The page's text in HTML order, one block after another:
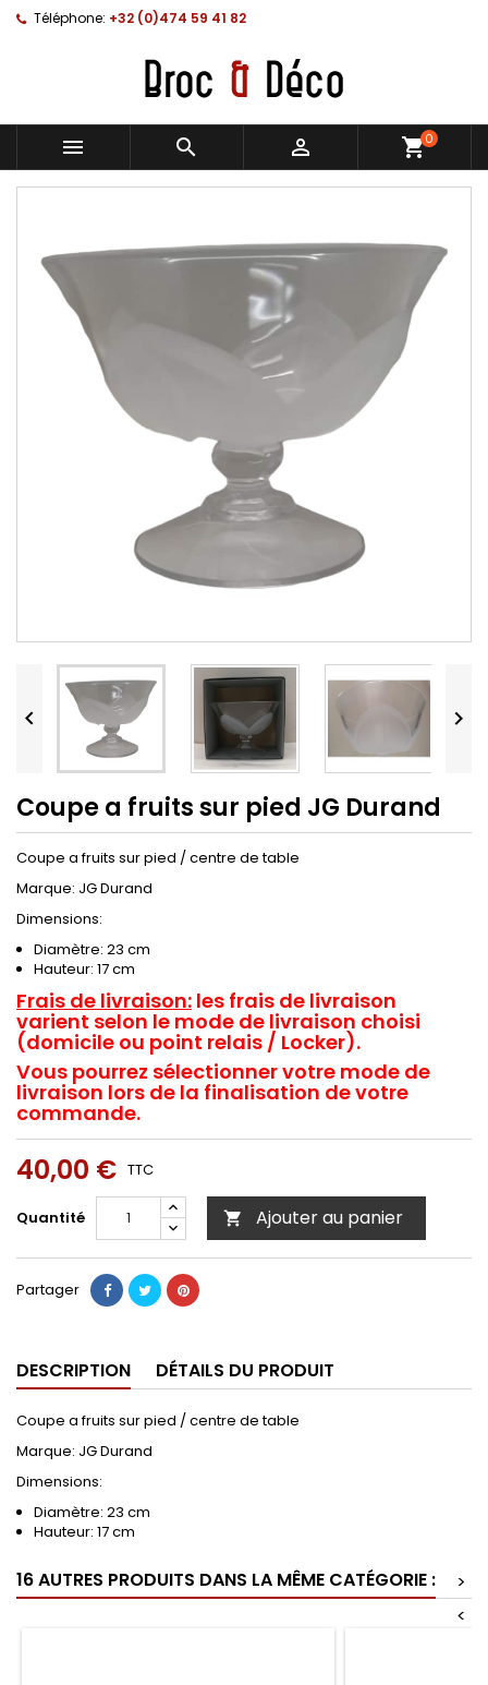
Téléphone: +32 (0)474 59 41 82
   shopping_cart0
 
Coupe a fruits sur pied JG Durand
Coupe a fruits sur pied / centre de table
Marque: JG Durand
Dimensions:
Diamètre: 23 cm
Hauteur: 17 cm
Frais de livraison: les frais de livraison
varient selon le mode de livraison choisi
(domicile ou point relais / Locker).
Vous pourrez sélectionner votre mode de
livraison lors de la finalisation de votre
commande.
40,00 € TTC
Quantité  Ajouter au panier
Partager
DESCRIPTION DÉTAILS DU PRODUIT
Coupe a fruits sur pied / centre de table
Marque: JG Durand
Dimensions:
Diamètre: 23 cm
Hauteur: 17 cm
16 AUTRES PRODUITS DANS LA MÊME CATÉGORIE :
>
<